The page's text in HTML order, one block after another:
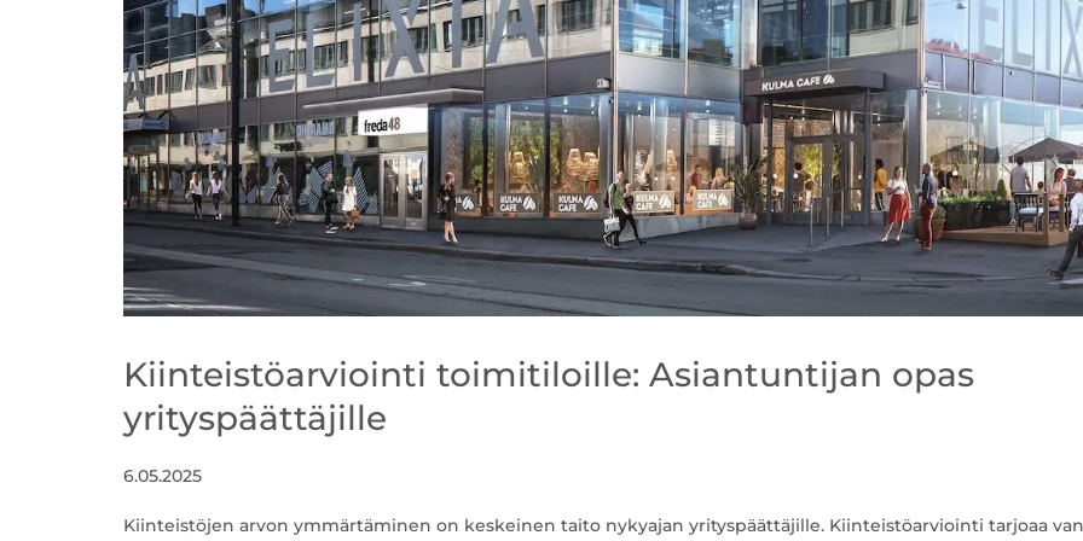
Kiinteistöarviointi toimitiloille: Asiantuntijan opas
yrityspäättäjille
6.05.2025
Kiinteistöjen arvon ymmärtäminen on keskeinen taito nykyajan yrityspäättäjille. Kiinteistöarviointi tarjoaa